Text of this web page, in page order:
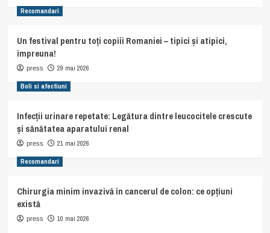
Recomandari
Un festival pentru toți copiii Romaniei – tipici și atipici,
impreuna!
press 29 mai 2026
Boli si afectiuni
Infecții urinare repetate: Legătura dintre leucocitele crescute
și sănătatea aparatului renal
press 21 mai 2026
Recomandari
Chirurgia minim invazivă în cancerul de colon: ce opțiuni
există
press 10 mai 2026